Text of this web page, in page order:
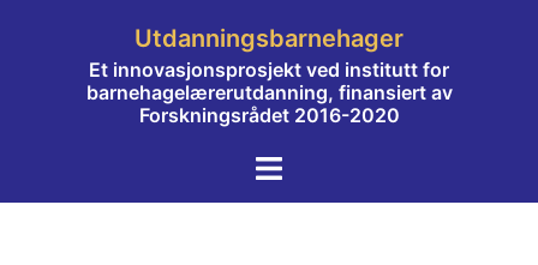
Utdanningsbarnehager
Et innovasjonsprosjekt ved institutt for
barnehagelærerutdanning, finansiert av
Forskningsrådet 2016-2020
Toggle